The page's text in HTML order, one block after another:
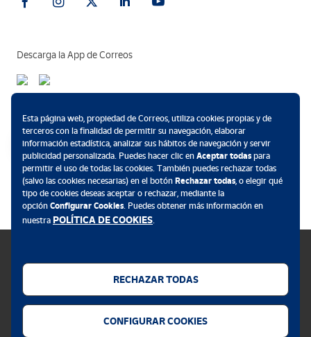
Descarga la App de Correos
Política de cookies
Esta página web, propiedad de Correos, utiliza cookies propias y de
terceros con la finalidad de permitir su navegación, elaborar
información estadística, analizar sus hábitos de navegación y servir
publicidad personalizada. Puedes hacer clic en Aceptar todaspara
permitir el uso de todas las cookies. También puedes rechazar todas
(salvo las cookies necesarias) en el botón Rechazar todas, o elegir qué
tipo de cookies deseas aceptar o rechazar, mediante la
opción Configurar Cookies. Puedes obtener más información en
nuestra POLÍTICA DE COOKIES.
RECHAZAR TODAS
CONFIGURAR COOKIES